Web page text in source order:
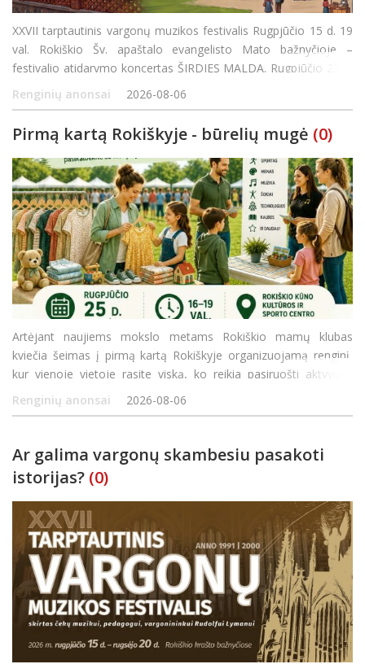
XXVII tarptautinis vargonų muzikos festivalis Rugpjūčio 15 d. 19
val. Rokiškio Šv. apaštalo evangelisto Mato bažnyčioje –
festivalio atidarymo koncertas ŠIRDIES MALDA. Rugpjūčio 23 d.
12 val. Žiobiškio Šv. arkangelo Mykolo bažnyčioje – koncerta
Renginių anonsai 2026-08-06
Pirmą kartą Rokiškyje - būrelių mugė (0)
Artėjant naujiems mokslo metams Rokiškio mamų klubas
kviečia šeimas į pirmą kartą Rokiškyje organizuojamą renginį,
kur vienoje vietoje rasite viską, ko reikia pasiruošti aktyviam
rudeniui! Rugpjūčio 25 d. (antradienį) 16.00–19.00 val. Rokiškio
kūno kultū
Renginių anonsai 2026-08-06
Ar galima vargonų skambesiu pasakoti
istorijas? (0)